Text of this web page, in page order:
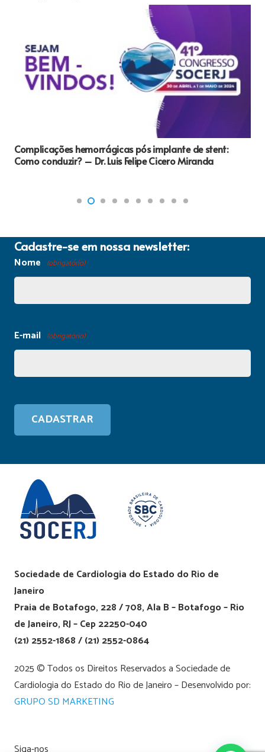
Complicações hemorrágicas pós implante de stent:
Como conduzir? – Dr. Luis Felipe Cicero Miranda
Cadastre-se em nossa newsletter:
Nome (obrigatório)
E-mail (obrigatório)
Sociedade de Cardiologia do Estado do Rio de
Janeiro
Praia de Botafogo, 228 / 708, Ala B – Botafogo – Rio
de Janeiro, RJ – Cep 22250-040
(21) 2552-1868 / (21) 2552-0864
2025 © Todos os Direitos Reservados a Sociedade de
Cardiologia do Estado do Rio de Janeiro – Desenvolvido por:
GRUPO SD MARKETING